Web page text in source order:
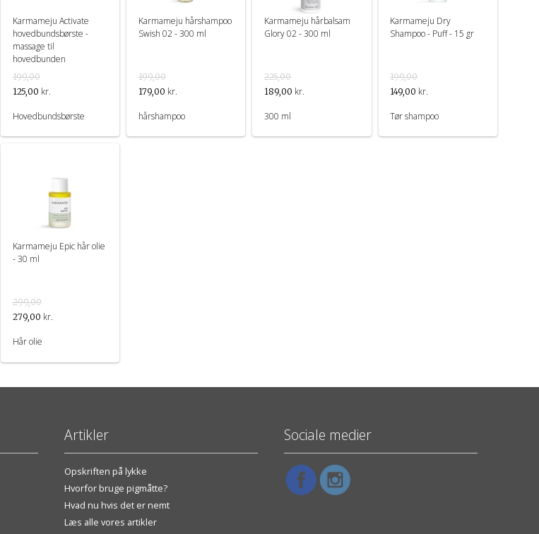
Karmameju Activate
hovedbundsbørste -
massage til
hovedbunden
199,00
125,00 kr.
Hovedbundsbørste
Karmameju hårshampoo
Swish 02 - 300 ml
199,00
179,00 kr.
hårshampoo
Karmameju hårbalsam
Glory 02 - 300 ml
225,00
189,00 kr.
300 ml
Karmameju Dry
Shampoo - Puff - 15 gr
199,00
149,00 kr.
Tør shampoo
Karmameju Epic hår olie
- 30 ml
299,00
279,00 kr.
Hår olie
Artikler
Opskriften på lykke
Hvorfor bruge pigmåtte?
Hvad nu hvis det er nemt
Læs alle vores artikler
Sociale medier